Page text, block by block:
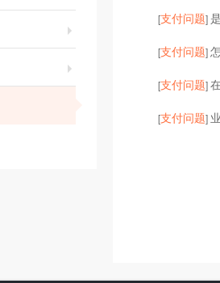
[支付问题]
[支付问题]
[支付问题]
[支付问题]